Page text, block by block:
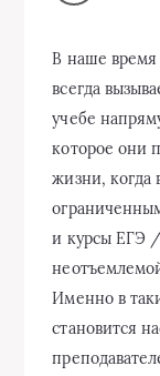
В наше время
всегда
учебе
которое они
жизни, когда
и курсы ЕГЭ /
Именно в
становится